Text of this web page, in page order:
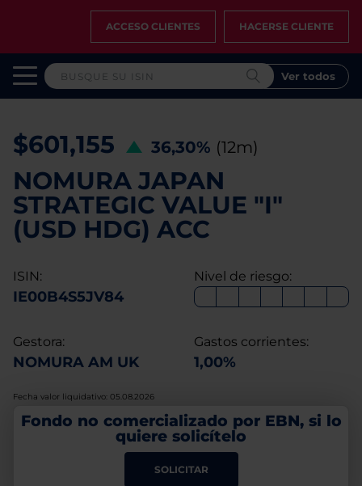
ACCESO CLIENTES HACERSE CLIENTE
Ver todos
$601,155 36,30% (12m)
NOMURA JAPAN
STRATEGIC VALUE "I"
(USD HDG) ACC
ISIN:
IE00B4S5JV84
Nivel de riesgo:
Gestora:
NOMURA AM UK
Gastos corrientes:
1,00%
Fecha valor liquidativo: 05.08.2026
Fondo no comercializado por EBN, si lo
quiere solicítelo
SOLICITAR